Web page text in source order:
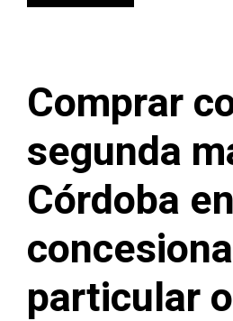
Comprar
segunda
Córdoba
particular o